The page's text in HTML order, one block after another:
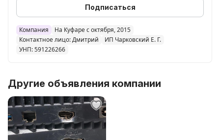
Подписаться
Компания
На Куфаре с октября, 2015
Контактное лицо: Дмитрий
ИП Чарковский Е. Г.
УНП: 591226266
Другие объявления компании